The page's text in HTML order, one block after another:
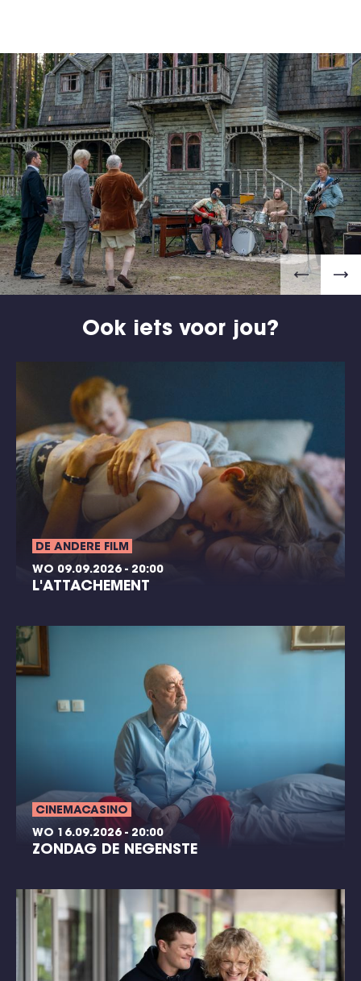
Ook iets voor jou?
DE ANDERE FILM
WO 09.09.2026 - 20:00
L'ATTACHEMENT
CINEMACASINO
WO 16.09.2026 - 20:00
ZONDAG DE NEGENSTE